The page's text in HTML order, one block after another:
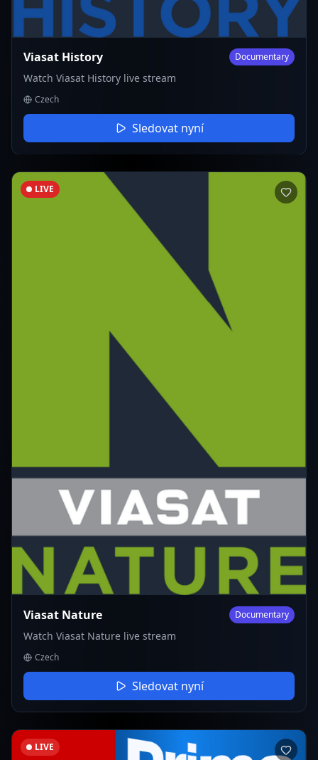
Viasat History Documentary
Watch Viasat History live stream
Czech
Sledovat nyní
LIVE
Viasat Nature Documentary
Watch Viasat Nature live stream
Czech
Sledovat nyní
LIVE